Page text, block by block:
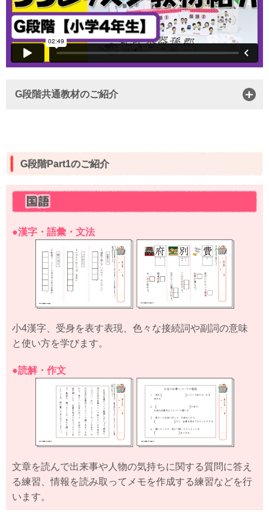
G段階共通教材のご紹介
G段階Part1のご紹介
●漢字・語彙・文法
小4漢字、受身を表す表現、色々な接続詞や副詞の意味
と使い方を学びます。
●読解・作文
文章を読んで出来事や人物の気持ちに関する質問に答え
る練習、情報を読み取ってメモを作成する練習などを行
います。